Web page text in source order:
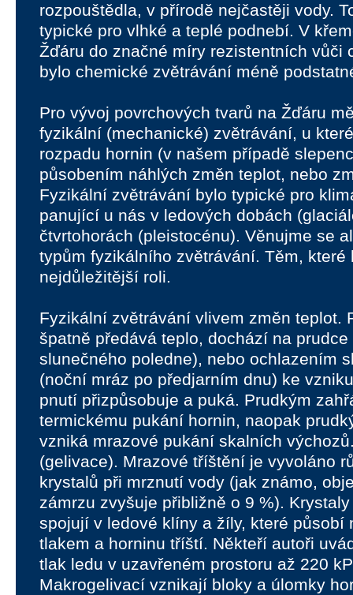
rozpouštědla, v přírodě nejčastěji vody.
typické pro vlhké a teplé podnebí. V
Žďáru do značné míry rezistentních vůči
bylo chemické zvětrávání méně
Pro vývoj povrchových tvarů na Žďáru
fyzikální (mechanické) zvětrávání, u
rozpadu hornin (v našem případě
působením náhlých změn teplot, nebo
Fyzikální zvětrávání bylo typické pro
panující u nás v ledových dobách
čtvrtohorách (pleistocénu). Věnujme se
typům fyzikálního zvětrávání. Těm, které
nejdůležitější roli.
Fyzikální zvětrávání vlivem změn teplot.
špatně předává teplo, dochází na
slunečného poledne), nebo ochlazením
(noční mráz po předjarním dnu) ke
pnutí přizpůsobuje a puká. Prudkým
termickému pukání hornin, naopak
vzniká mrazové pukání skalních
(gelivace). Mrazové tříštění je vyvoláno
krystalů při mrznutí vody (jak známo,
zámrzu zvyšuje přibližně o 9 %).
spojují v ledové klíny a žíly, které působí
tlakem a horninu tříští. Někteří autoři
tlak ledu v uzavřeném prostoru až 220
Makrogelivací vznikají bloky a úlomky